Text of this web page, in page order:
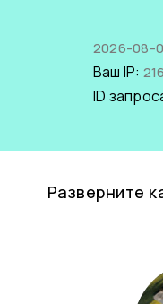
2026-08-
Ваш IP:
ID
Разверните